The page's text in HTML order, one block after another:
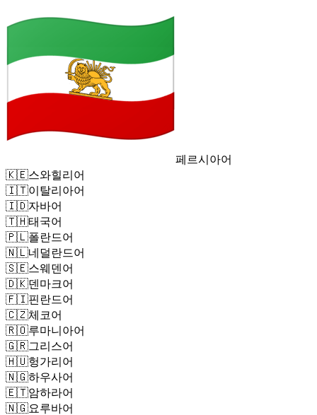
페르시아어
🇰🇪스와힐리어
🇮🇹이탈리아어
🇮🇩자바어
🇹🇭태국어
🇵🇱폴란드어
🇳🇱네덜란드어
🇸🇪스웨덴어
🇩🇰덴마크어
🇫🇮핀란드어
🇨🇿체코어
🇷🇴루마니아어
🇬🇷그리스어
🇭🇺헝가리어
🇳🇬하우사어
🇪🇹암하라어
🇳🇬요루바어